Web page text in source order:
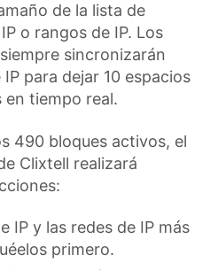
de la lista de
o rangos de IP. Los
sincronizarán
para dejar 10 espacios
en tiempo real.
490 bloques activos, el
Clixtell realizará
IP y las redes de IP más
primero.